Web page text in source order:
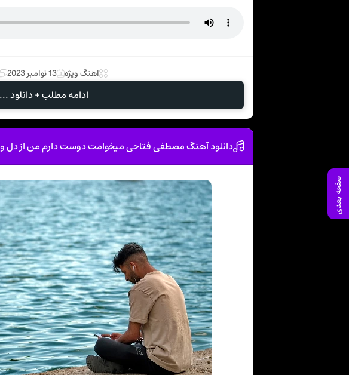
اهنگ ویژه 13 نوامبر 2023
ادامه مطلب + دانلود ...
دانلود آهنگ مصطفی فتاحی میخوامت دوست دارم من از
صفحه بعدی